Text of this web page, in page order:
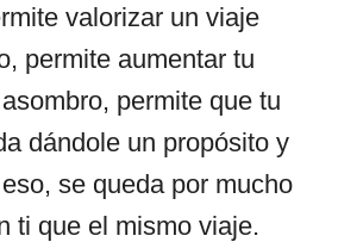
valorizar un viaje
permite aumentar tu
permite que tu
dándole un propósito y
se queda por mucho
ti que el mismo viaje.